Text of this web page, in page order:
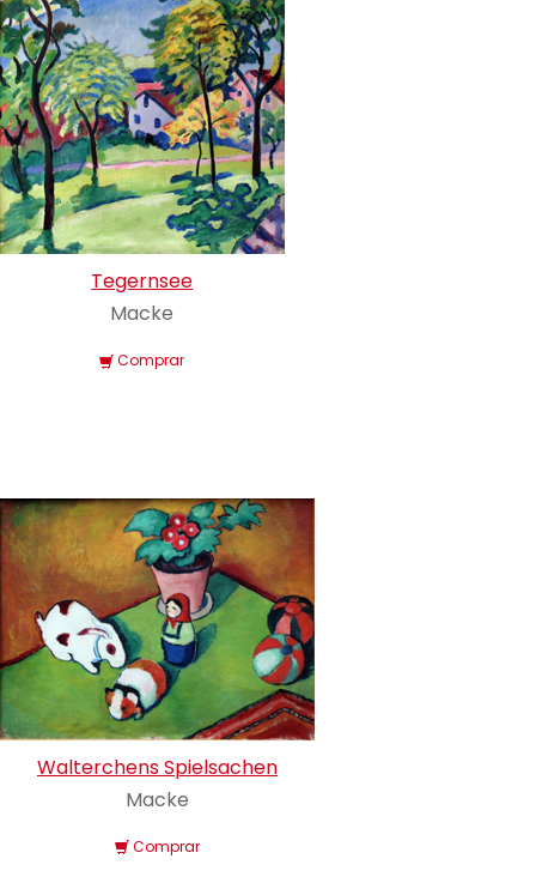
Tegernsee
Macke
Comprar
Walterchens Spielsachen
Macke
Comprar